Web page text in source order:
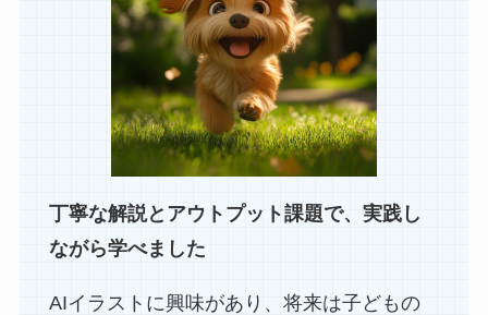
丁寧な解説とアウトプット課題で、実践し
ながら学べました
AIイラストに興味があり、将来は子どもの